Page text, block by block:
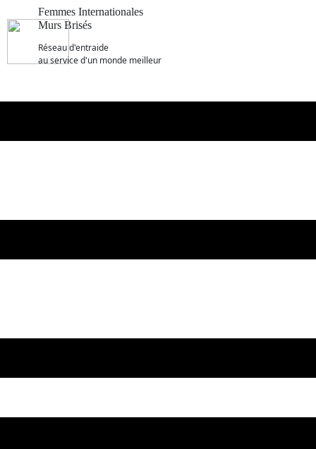
Femmes Internationales
Murs Brisés
R​éseau d'entraide
au service d'un monde meilleur